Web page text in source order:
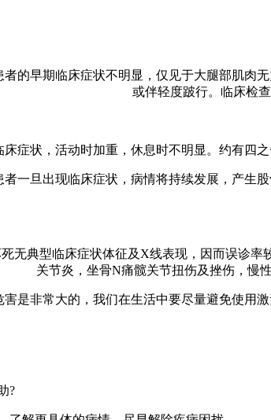
的早期临床症状不明显，仅见于大腿部肌肉
或伴轻度跛行。临床检
症状，活动时加重，休息时不明显。约有四
者一旦出现临床症状，病情将持续发展，产生
无典型临床症状体征及X线表现，因而误诊
关节炎，坐骨N痛髋关节扭伤及挫伤，慢
是非常大的，我们在生活中要尽量避免使用
?